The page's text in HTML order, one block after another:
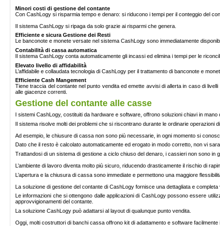
Minori costi di gestione del contante
Con CashLogy si risparmia tempo e denaro: si riducono i tempi per il conteggio del
Il sistema CashLogy si ripaga da solo grazie ai risparmi che genera.
Efficiente e sicura Gestione dei Resti
Le banconote e monete versate nel sistema CashLogy sono immediatamente
Contabilità di cassa automatica
Il sistema CashLogy conta automaticamente gli incassi ed elimina i tempi per le
Elevato livello di affidabilità
L’affidabile e collaudata tecnologia di CashLogy per il trattamento di banconote e
Efficiente Cash Mangement
Tiene traccia del contante nel punto vendita ed emette avvisi di allerta in caso di
alle giacenze correnti.
Gestione del contante alle casse
I sistemi CashLogy, costituiti da hardware e software, offrono soluzioni chiavi in
Il sistema risolve molti dei problemi che si riscontrano durante le ordinarie operazioni
Ad esempio, le chiusure di cassa non sono più necessarie, in ogni momento si
Dato che il resto è calcolato automaticamente ed erogato in modo corretto, non vi
Trattandosi di un sistema di gestione a ciclo chiuso del denaro, i cassieri non sono
L’ambiente di lavoro diventa molto più sicuro, riducendo drasticamente il rischio di
L’apertura e la chiusura di cassa sono immediate e permettono una maggiore
La soluzione di gestione del contante di CashLogy fornisce una dettagliata e
Le informazioni che si ottengono dalle applicazioni di CashLogy possono essere
approvvigionamenti del contante.
La soluzione CashLogy può adattarsi al layout di qualunque punto vendita.
Oggi, molti costruttori di banchi cassa offrono kit di adattamento e software facilmente